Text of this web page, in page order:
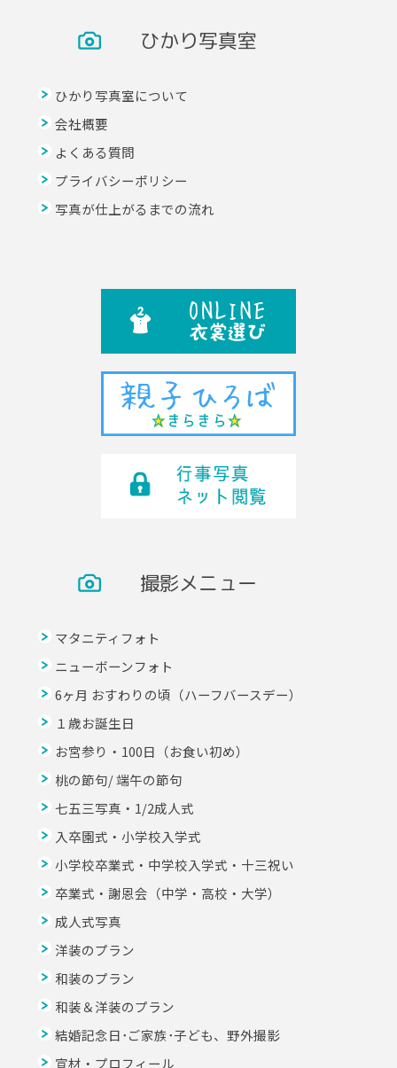
ひかり写真室
ひかり写真室について
会社概要
よくある質問
プライバシーポリシー
写真が仕上がるまでの流れ
撮影メニュー
マタニティフォト
ニューボーンフォト
6ヶ月 おすわりの頃（ハーフバースデー）
１歳お誕生日
お宮参り・100日（お食い初め）
桃の節句/ 端午の節句
七五三写真・1/2成人式
入卒園式・小学校入学式
小学校卒業式・中学校入学式・十三祝い
卒業式・謝恩会（中学・高校・大学）
成人式写真
洋装のプラン
和装のプラン
和装＆洋装のプラン
結婚記念日･ご家族･子ども、野外撮影
宣材・プロフィール